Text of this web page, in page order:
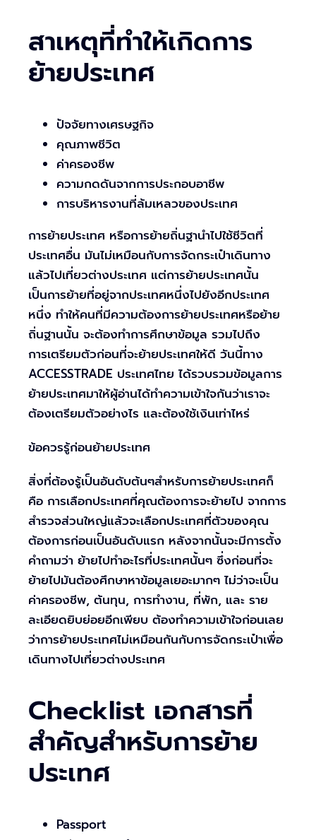
สาเหตุที่ทำให้เกิดการ
ย้ายประเทศ
ปัจจัยทางเศรษฐกิจ
คุณภาพชีวิต
ค่าครองชีพ
ความกดดันจากการประกอบอาชีพ
การบริหารงานที่ล้มเหลวของประเทศ
การย้ายประเทศ หรือการย้ายถิ่นฐานำไปใช้ชีวิตที่
ประเทศอื่น มันไม่เหมือนกับการจัดกระเป๋าเดินทาง
แล้วไปเที่ยวต่างประเทศ แต่การย้ายประเทศนั้น
เป็นการย้ายที่อยู่จากประเทศหนึ่งไปยังอีกประเทศ
หนึ่ง ทำให้คนที่มีความต้องการย้ายประเทศหรือย้าย
ถิ่นฐานนั้น จะต้องทำการศึกษาข้อมูล รวมไปถึง
การเตรียมตัวก่อนที่จะย้ายประเทศให้ดี วันนี้ทาง
ACCESSTRADE ประเทศไทย ได้รวบรวมข้อมูลการ
ย้ายประเทศมาให้ผู้อ่านได้ทำความเข้าใจกันว่าเราจะ
ต้องเตรียมตัวอย่างไร และต้องใช้เงินเท่าไหร่
ข้อควรรู้ก่อนย้ายประเทศ
สิ่งที่ต้องรู้เป็นอันดับต้นๆสำหรับการย้ายประเทศก็
คือ การเลือกประเทศที่คุณต้องการจะย้ายไป จากการ
สำรวจส่วนใหญ่แล้วจะเลือกประเทศที่ตัวของคุณ
ต้องการก่อนเป็นอันดับแรก หลังจากนั้นจะมีการตั้ง
คำถามว่า ย้ายไปทำอะไรที่ประเทศนั้นๆ ซึ่งก่อนที่จะ
ย้ายไปมันต้องศึกษาหาข้อมูลเยอะมากๆ ไม่ว่าจะเป็น
ค่าครองชีพ, ต้นทุน, การทำงาน, ที่พัก, และ ราย
ละเอียดยิบย่อยอีกเพียบ ต้องทำความเข้าใจก่อนเลย
ว่าการย้ายประเทศไม่เหมือนกันกับการจัดกระเป๋าเพื่อ
เดินทางไปเที่ยวต่างประเทศ
Checklist เอกสารที่
สำคัญสำหรับการย้าย
ประเทศ
Passport